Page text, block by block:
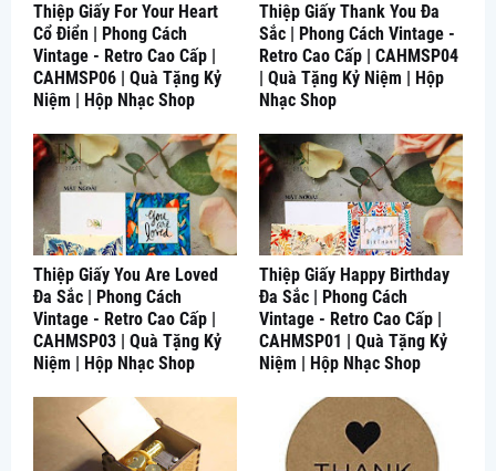
Thiệp Giấy For Your Heart
Cổ Điển | Phong Cách
Vintage - Retro Cao Cấp |
CAHMSP06 | Quà Tặng Kỷ
Niệm | Hộp Nhạc Shop
Thiệp Giấy Thank You Đa
Sắc | Phong Cách Vintage -
Retro Cao Cấp | CAHMSP04
| Quà Tặng Kỷ Niệm | Hộp
Nhạc Shop
Thiệp Giấy You Are Loved
Đa Sắc | Phong Cách
Vintage - Retro Cao Cấp |
CAHMSP03 | Quà Tặng Kỷ
Niệm | Hộp Nhạc Shop
Thiệp Giấy Happy Birthday
Đa Sắc | Phong Cách
Vintage - Retro Cao Cấp |
CAHMSP01 | Quà Tặng Kỷ
Niệm | Hộp Nhạc Shop